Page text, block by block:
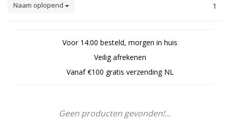
Naam oplopend 1
Voor 14:00 besteld, morgen in huis
Veilig afrekenen
Vanaf €100 gratis verzending NL
Geen producten gevonden!...